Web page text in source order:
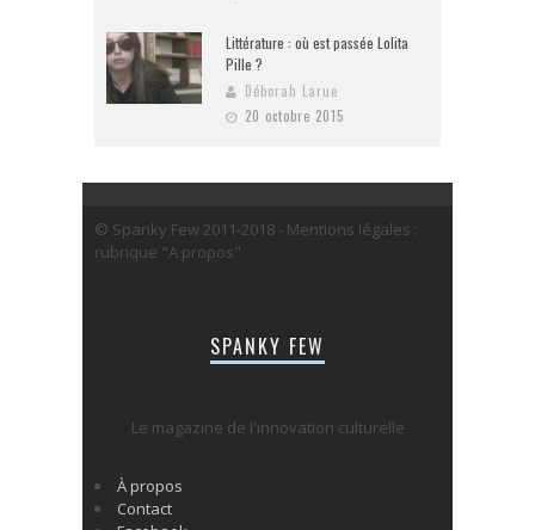
Littérature : où est passée Lolita
Pille ?
Déborah Larue
20 octobre 2015
© Spanky Few 2011-2018 - Mentions légales :
rubrique "A propos"
SPANKY FEW
Le magazine de l'innovation culturelle
À propos
Contact